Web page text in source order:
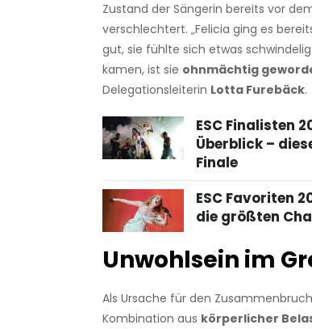
Zustand der Sängerin bereits vor
verschlechtert. „Felicia ging es
gut, sie fühlte sich etwas
kamen, ist sie ohnmächtig
Delegationsleiterin Lotta Furebäck.
ESC Finalisten
Überblick –
Finale
ESC Favoriten
die größten
Unwohlsein im
Als Ursache für den
Kombination aus körperlicher